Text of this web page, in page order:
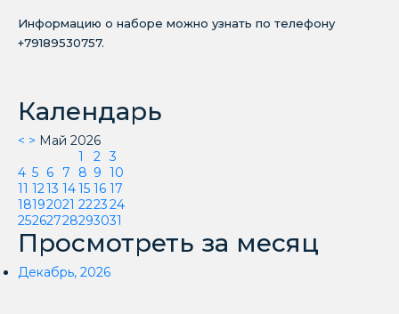
Календарь
< > Май 2026
1
2 3
4 5 6 7 8 9 10
11 1213 1415 16 17
18192021 222324
25262728293031
Просмотреть за месяц
Декабрь, 2026
Информацию о наборе можно узнать по телефону
+79189530757.